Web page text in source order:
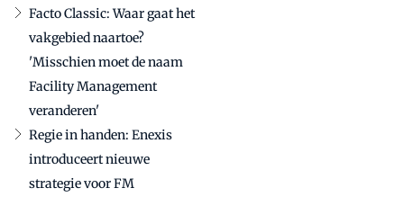
Facto Classic: Waar gaat het
vakgebied naartoe?
'Misschien moet de naam
Facility Management
veranderen'
Regie in handen: Enexis
introduceert nieuwe
strategie voor FM